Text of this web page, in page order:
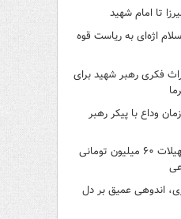
تا امام شهید
اژه‌ای به ریاست قوه‌
فکری رهبر شهید برای
وداع با پیکر رهبر
پرداخت مرحله اول تسهیلات ۶۰ میلیون تومانی
اندوهی عمیق بر دل